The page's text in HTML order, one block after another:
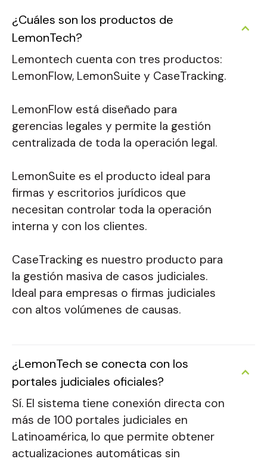
¿Cuáles son los productos de
LemonTech?
Lemontech cuenta con tres productos:
LemonFlow, LemonSuite y CaseTracking.
LemonFlow está diseñado para
gerencias legales y permite la gestión
centralizada de toda la operación legal.
LemonSuite es el producto ideal para
firmas y escritorios jurídicos que
necesitan controlar toda la operación
interna y con los clientes.
CaseTracking es nuestro producto para
la gestión masiva de casos judiciales.
Ideal para empresas o firmas judiciales
con altos volúmenes de causas.
¿LemonTech se conecta con los
portales judiciales oficiales?
Sí. El sistema tiene conexión directa con
más de 100 portales judiciales en
Latinoamérica, lo que permite obtener
actualizaciones automáticas sin